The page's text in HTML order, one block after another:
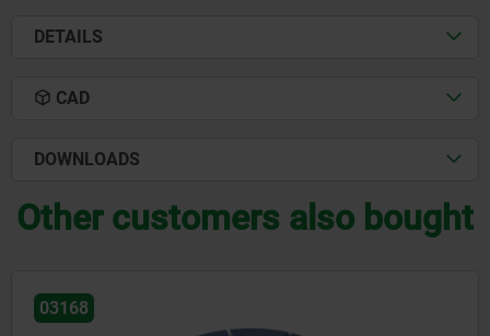
DETAILS
CAD
DOWNLOADS
Other customers also bought